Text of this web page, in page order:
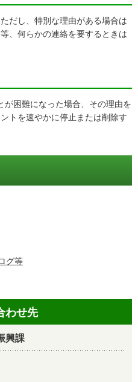
だし、特別な理由がある場合は
、何らかの連絡を要するときは
困難になった場合、その理由を
トを速やかに停止または削除す
グ等
わせ先
興課